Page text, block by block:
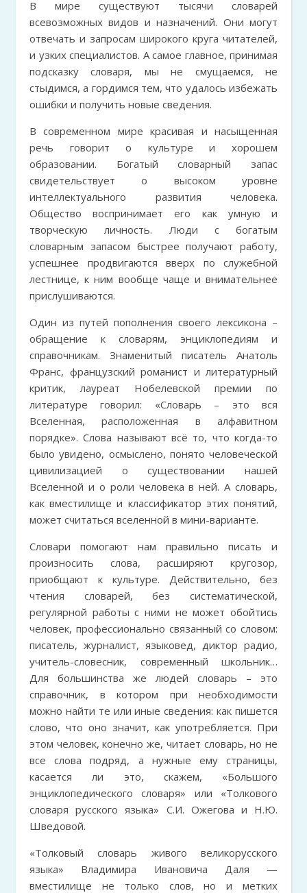
В мире существуют тысячи словарей
всевозможных видов и назначений. Они могут
отвечать и запросам широкого круга читателей,
и узких специалистов. А самое главное, принимая
подсказку словаря, мы не смущаемся, не
стыдимся, а гордимся тем, что удалось избежать
ошибки и получить новые сведения.
В современном мире красивая и насыщенная
речь говорит о культуре и хорошем
образовании. Богатый словарный запас
свидетельствует о высоком уровне
интеллектуального развития человека.
Общество воспринимает его как умную и
творческую личность. Люди с богатым
словарным запасом быстрее получают работу,
успешнее продвигаются вверх по служебной
лестнице, к ним вообще чаще и внимательнее
прислушиваются.
Один из путей пополнения своего лексикона –
обращение к словарям, энциклопедиям и
справочникам. Знаменитый писатель Анатоль
Франс, французский романист и литературный
критик, лауреат Нобелевской премии по
литературе говорил: «Словарь – это вся
Вселенная, расположенная в алфавитном
порядке». Слова называют всё то, что когда-то
было увидено, осмыслено, понято человеческой
цивилизацией о существовании нашей
Вселенной и о роли человека в ней. А словарь,
как вместилище и классификатор этих понятий,
может считаться вселенной в мини-варианте.
Словари помогают нам правильно писать и
произносить слова, расширяют кругозор,
приобщают к культуре. Действительно, без
чтения словарей, без систематической,
регулярной работы с ними не может обойтись
человек, профессионально связанный со словом:
писатель, журналист, языковед, диктор радио,
учитель-словесник, современный школьник…
Для большинства же людей словарь – это
справочник, в котором при необходимости
можно найти те или иные сведения: как пишется
слово, что оно значит, как употребляется. При
этом человек, конечно же, читает словарь, но не
все слова подряд, а нужные ему страницы,
касается ли это, скажем, «Большого
энциклопедического словаря» или «Толкового
словаря русского языка» С.И. Ожегова и Н.Ю.
Шведовой.
«Толковый словарь живого великорусского
языка» Владимира Ивановича Даля —
вместилище не только слов, но и метких